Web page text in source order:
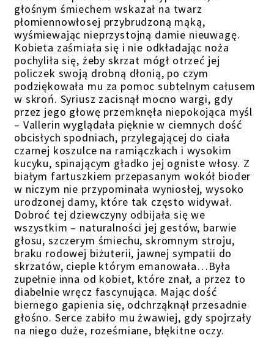
głośnym śmiechem wskazał na twarz
płomiennowłosej przybrudzoną mąką,
wyśmiewając nieprzystojną damie nieuwagę.
Kobieta zaśmiała się i nie odkładając noża
pochyliła się, żeby skrzat mógł otrzeć jej
policzek swoją drobną dłonią, po czym
podziękowała mu za pomoc subtelnym całusem
w skroń. Syriusz zacisnął mocno wargi, gdy
przez jego głowę przemknęła niepokojąca myśl
– Vallerin wyglądała pięknie w ciemnych dość
obcisłych spodniach, przylegającej do ciała
czarnej koszulce na ramiączkach i wysokim
kucyku, spinającym gładko jej ogniste włosy. Z
białym fartuszkiem przepasanym wokół bioder
w niczym nie przypominała wyniosłej, wysoko
urodzonej damy, które tak często widywał.
Dobroć tej dziewczyny odbijała się we
wszystkim – naturalności jej gestów, barwie
głosu, szczerym śmiechu, skromnym stroju,
braku rodowej biżuterii, jawnej sympatii do
skrzatów, cieple którym emanowała…Była
zupełnie inna od kobiet, które znał, a przez to
diabelnie wręcz fascynująca. Mając dość
biernego gapienia się, odchrząknął przesadnie
głośno. Serce zabiło mu żwawiej, gdy spojrzały
na niego duże, roześmiane, błękitne oczy.